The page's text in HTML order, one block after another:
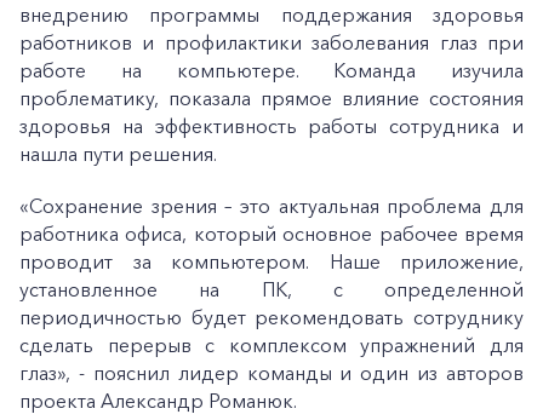
внедрению программы поддержания здоровья
работников и профилактики заболевания глаз при
работе на компьютере. Команда изучила
проблематику, показала прямое влияние состояния
здоровья на эффективность работы сотрудника и
нашла пути решения.
«Сохранение зрения – это актуальная проблема для
работника офиса, который основное рабочее время
проводит за компьютером. Наше приложение,
установленное на ПК, с определенной
периодичностью будет рекомендовать сотруднику
сделать перерыв с комплексом упражнений для
глаз», - пояснил лидер команды и один из авторов
проекта Александр Романюк.